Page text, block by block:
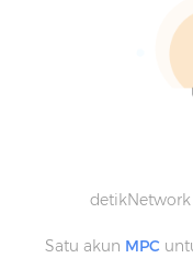
detikNetwork
Satu akun MPC